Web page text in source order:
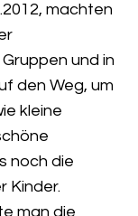
machten
und in
den Weg, um
kleine
noch die
Kinder.
man die